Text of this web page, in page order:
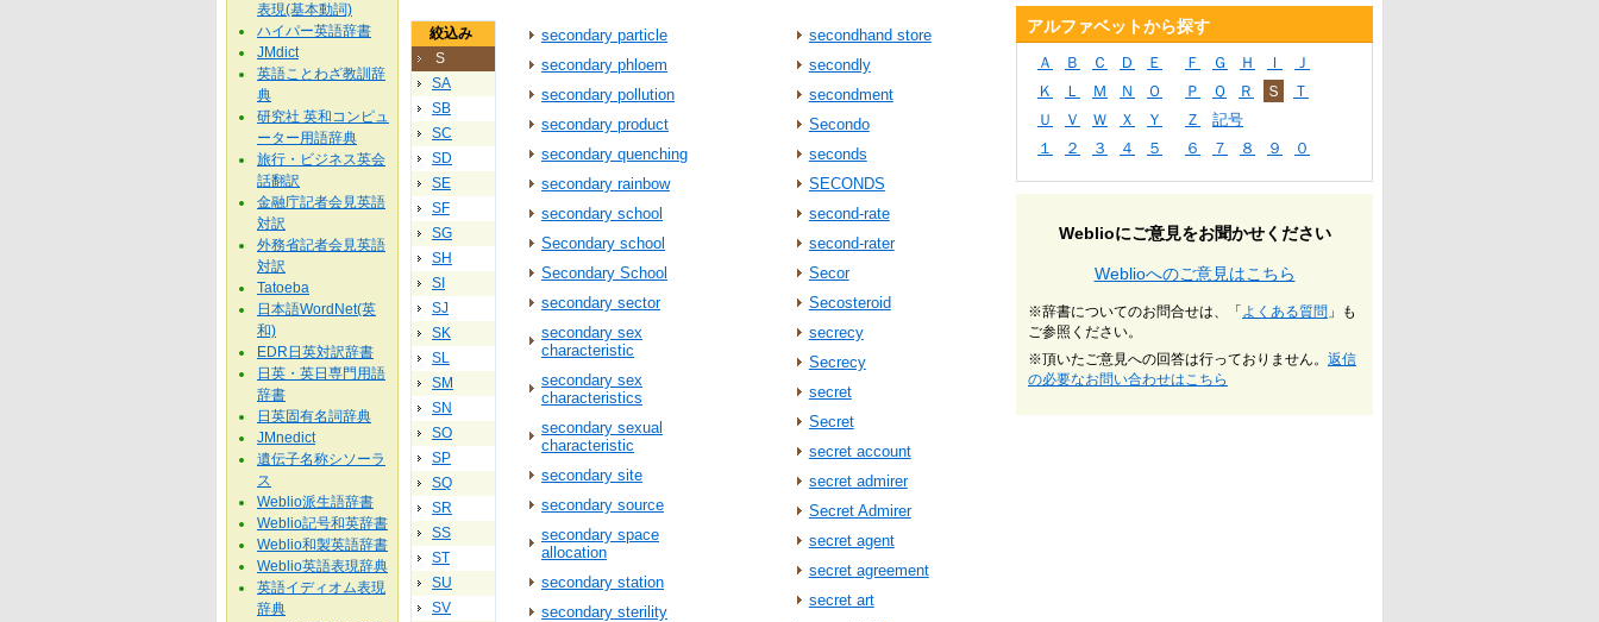
絞込み
S
SA
SB
SC
SD
SE
SF
SG
SH
SI
SJ
SK
SL
SM
SN
SO
SP
SQ
SR
SS
ST
SU
SV
secondary particle
secondary phloem
secondary pollution
secondary product
secondary quenching
secondary rainbow
secondary school
Secondary school
Secondary School
secondary sector
secondary sex
characteristic
secondary sex
characteristics
secondary sexual
characteristic
secondary site
secondary source
secondary space
allocation
secondary station
secondary sterility
secondhand store
secondly
secondment
Secondo
seconds
SECONDS
second‐rate
second‐rater
Secor
Secosteroid
secrecy
Secrecy
secret
Secret
secret account
secret admirer
Secret Admirer
secret agent
secret agreement
secret art
表現(基本動詞)
ハイパー英語辞書
JMdict
英語ことわざ教訓辞
典
研究社 英和コンピュ
ーター用語辞典
旅行・ビジネス英会
話翻訳
金融庁記者会見英語
対訳
外務省記者会見英語
対訳
Tatoeba
日本語WordNet(英
和)
EDR日英対訳辞書
日英・英日専門用語
辞書
日英固有名詞辞典
JMnedict
遺伝子名称シソーラ
ス
Weblio派生語辞書
Weblio記号和英辞書
Weblio和製英語辞書
Weblio英語表現辞典
英語イディオム表現
辞典
アルファベットから探す
Ａ Ｂ Ｃ Ｄ Ｅ Ｆ Ｇ Ｈ Ｉ
Ｊ
Ｋ
Ｌ Ｍ Ｎ Ｏ Ｐ Ｑ Ｒ Ｓ
Ｔ
Ｕ
Ｖ Ｗ Ｘ Ｙ Ｚ
記号
１
２ ３ ４ ５ ６ ７ ８ ９ ０
Weblioにご意見をお聞かせください
Weblioへのご意見はこちら
※辞書についてのお問合せは、「 よくある質問 」も
ご参照ください。
※頂いたご意見への回答は行っておりません。 返信
の必要なお問い合わせはこちら